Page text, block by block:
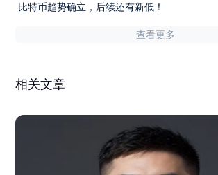
比特币趋势确立，后续还有新低！
查看更多
相关文章